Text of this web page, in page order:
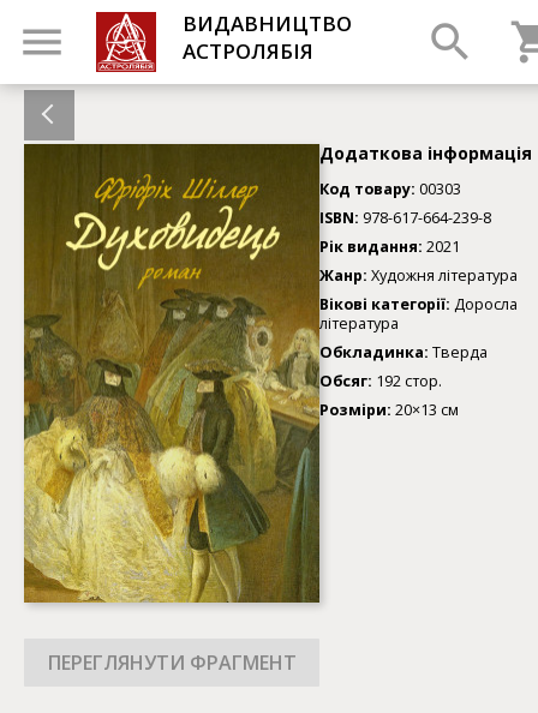
ВИДАВНИЦТВО
АСТРОЛЯБІЯ
Додаткова інформація
Код товару: 00303
ISBN: 978-617-664-239-8
Рік видання: 2021
Жанр: Художня література
Вікові категорії: Доросла
література
Обкладинка: Тверда
Обсяг: 192 стор.
Розміри: 20×13 см